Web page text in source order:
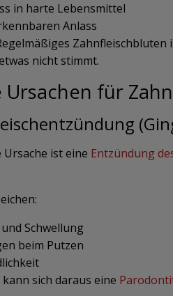
in harte Lebensmittel
Anlass
nicht stimmt.
Ursachen für
ist eine Entzündung
Schwellung
beim Putzen
sich daraus eine